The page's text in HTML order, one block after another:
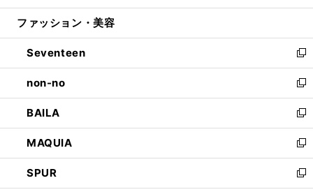
開
ウ
開
く
ン
ウ
で
開
く
ウ
ン
ド
ウ
で
開
く
ファッション・美容
Seventeen
新
し
い
ウ
ィ
ン
ド
ウ
で
開
non-no
新
し
い
ウ
ィ
ン
ド
ウ
BAILA
新
し
い
ウ
ィ
ン
MAQUIA
新
し
い
SPUR
新